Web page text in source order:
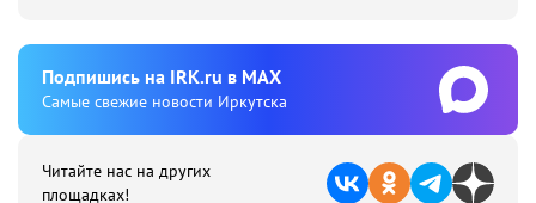
Подпишиcь на IRK.ru в MAX
Cамые свежие новости Иркутска
Читайте нас на других
площадках!